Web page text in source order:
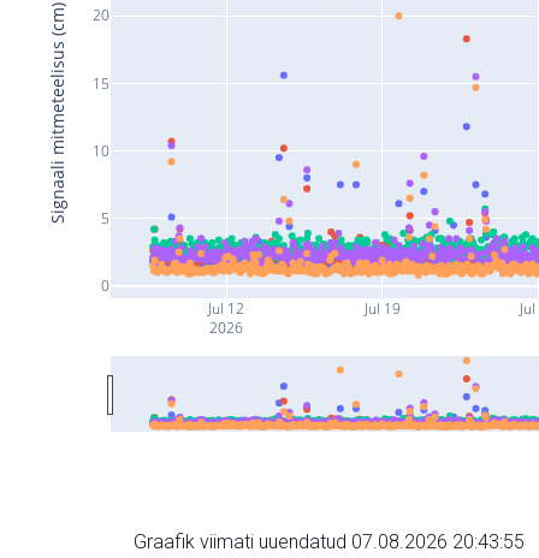
Jul 12
2026
Jul 19
0
5
10
15
20
Signaali mitmeteelisus (cm)
Graafik viimati uuendatud 07.08.2026 20:43:55